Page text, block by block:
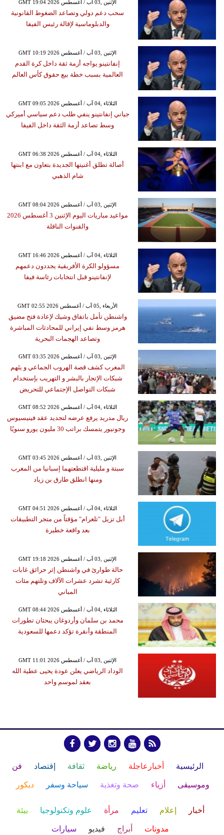
GMT 19:04 2026 الإثنين ,03 آب / أغسطس
سحب دعم دولي وتصاعد الضغوط القانونية
والدبلوماسية لإقالة رئيس الفيفا
GMT 10:19 2026 الإثنين ,03 آب / أغسطس
إنفانتينو يواجه أزمة ثقة داخل كرة القدم
العالمية بسبب خطة بيع حقوق كأس العالم
GMT 09:05 2026 الثلاثاء ,04 آب / أغسطس
جياني إنفانتينو ينفي طلب دعم سياسي أميركي
وسط تصاعد أزمة الثقة داخل الفيفا
GMT 06:38 2026 الثلاثاء ,04 آب / أغسطس
أصالة تطلق أغنيتها الجديدة بتعاون مع ابنتها
شام الذهبي
GMT 08:04 2026 الإثنين ,03 آب / أغسطس
مواعيد مباريات اليوم الإثنين 3 أغسطس 2026
والقنوات الناقلة
GMT 16:46 2026 الثلاثاء ,04 آب / أغسطس
مسؤولو الكرة الأفريقية يجددون دعمهم
لإنفانتينو قبل انتخابات رئاسة فيفا
GMT 02:55 2026 الأربعاء ,05 آب / أغسطس
واشنطن تأمل باتفاق وشيك لإعادة فتح مضيق
هرمز وسط نفي إيراني للمحادثات المباشرة
وتصاعد الهجمات البحرية
GMT 03:35 2026 الإثنين ,03 آب / أغسطس
المغرب كشف قصة الهروب الجماعي و يتَهم
شبكات الإتجار بالبشر و التهريب بإستخدام
شبكات التواصل الإجتماعي للتحريض
GMT 08:52 2026 الثلاثاء ,04 آب / أغسطس
ريال مدريد يرفع عرضه لتجديد عقد فينيسيوس
وجونيور يتمسك براتب 30 مليون يورو سنويًا
GMT 03:45 2026 الإثنين ,03 آب / أغسطس
سبتة و مليلية اقتطعتهما إسبانيا من المغرب
ومنها انطلق طارق بن زياد
GMT 04:51 2026 الثلاثاء ,04 آب / أغسطس
أبل تزيل "تلغرام" مؤقتاً من متجر التطبيقات
بعد واقعة خطيرة
GMT 19:18 2026 الإثنين ,03 آب / أغسطس
حالة طوارئ في واشنطن إثر حرائق غابات
كارثية تشرد عشرات الآلاف وتلتهم مئات
المباني
GMT 08:44 2026 الثلاثاء ,04 آب / أغسطس
محمد بن سلمان وأردوغان يبحثان تطورات
المنطقة وأنقرة تؤكد دعمها للسعودية
GMT 11:01 2026 الإثنين ,03 آب / أغسطس
الوداد الرياضي يعلن عودة يحيى عطية الله
بعقد لموسم واحد
الرئيسية أخبارعاجلة رياضة ثقافة إقتصاد فن
وموسيقى أزياء صحة وتغذية سياحة وسفر ديكور
أخبار إعلام تعليم مرأة علوم وتكنولوجيا بيئة
مدونات أبراج فيديو سيارات